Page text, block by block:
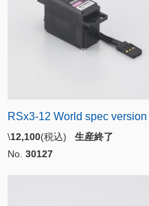
RSx3-12 World spec version
\12,100(税込) 生産終了
No. 30127